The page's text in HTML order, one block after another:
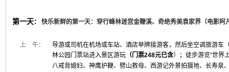
第一天： 快乐新鲜的第一天：穿行峰林迷宫金鞭溪、奇绝秀美袁家界（电影阿
上 午：
导游或司机在机场或车站、酒店举牌接游客，然后坐空调旅游车
林公园门票站进入景区游玩 （门票248元已含）；徒步游览“世界
八戒背媳妇、神鹰护鞭、劈山救母、西游记外景拍摄地、长寿泉